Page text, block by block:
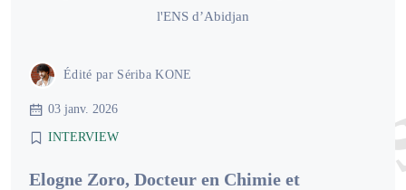
l'ENS d’Abidjan
Édité par Sériba KONE
03 janv. 2026
INTERVIEW
Elogne Zoro, Docteur en Chimie et